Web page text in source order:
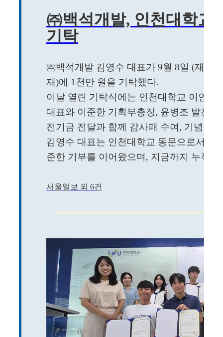
㈜백석개발, 인천대학교
기탁
㈜백석개발 김영수 대표가 9월 8일 (재)인
재)에 1천만 원을 기탁했다.
이날 열린 기탁식에는 인천대학교 이인재
대표와 이준한 기획부총장, 윤병조 발전
전기금 전달과 함께 감사패 수여, 기념 촬
김영수 대표는 인천대학교 동문으로서
준한 기부를 이어왔으며, 지금까지 누적
서울일보 외 6건